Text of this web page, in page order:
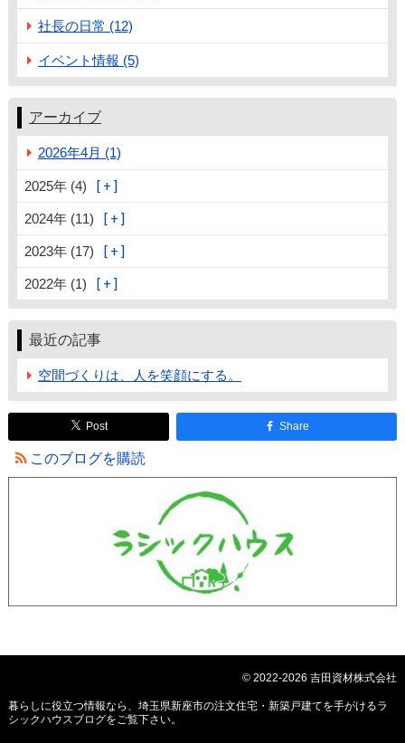
社長の日常 (12)
イベント情報 (5)
アーカイブ
2026年4月 (1)
2025年 (4)
2024年 (11)
2023年 (17)
2022年 (1)
最近の記事
空間づくりは、人を笑顔にする。
Post Share
このブログを購読
© 2022-2026 吉田資材株式会社
暮らしに役立つ情報なら、 埼玉県新座市の注文住宅・新築戸建てを手がけるラ
シックハウスブログをご覧下さい。